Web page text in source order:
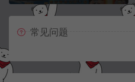
常见问题